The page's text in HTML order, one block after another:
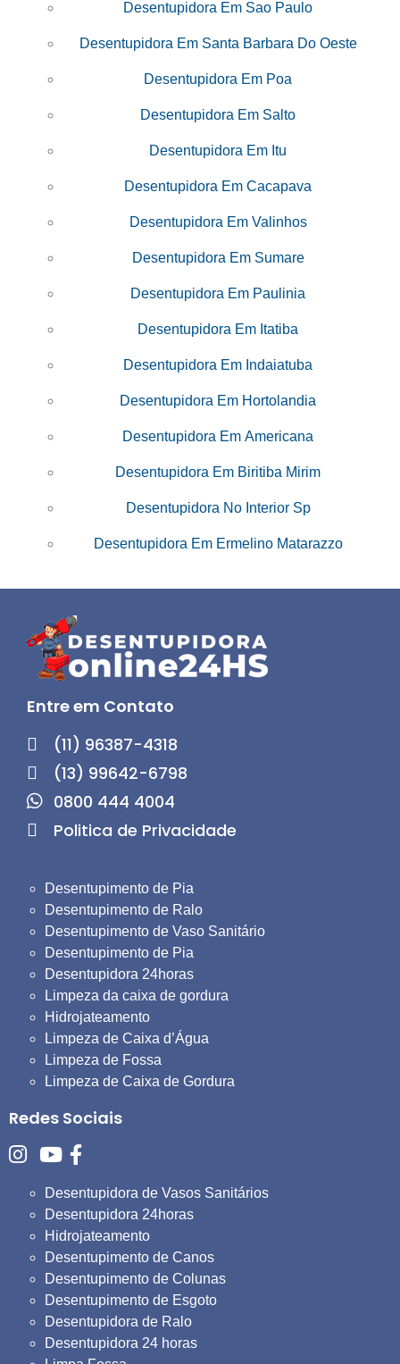
Desentupidora Em Sao Paulo
Desentupidora Em Santa Barbara Do Oeste
Desentupidora Em Poa
Desentupidora Em Salto
Desentupidora Em Itu
Desentupidora Em Cacapava
Desentupidora Em Valinhos
Desentupidora Em Sumare
Desentupidora Em Paulinia
Desentupidora Em Itatiba
Desentupidora Em Indaiatuba
Desentupidora Em Hortolandia
Desentupidora Em Americana
Desentupidora Em Biritiba Mirim
Desentupidora No Interior Sp
Desentupidora Em Ermelino Matarazzo
Entre em Contato
(11) 96387-4318
(13) 99642-6798
0800 444 4004
Politica de Privacidade
Desentupimento de Pia
Desentupimento de Ralo
Desentupimento de Vaso Sanitário
Desentupimento de Pia
Desentupidora 24horas
Limpeza da caixa de gordura
Hidrojateamento
Limpeza de Caixa d’Água
Limpeza de Fossa
Limpeza de Caixa de Gordura
Redes Sociais
Desentupidora de Vasos Sanitários
Desentupidora 24horas
Hidrojateamento
Desentupimento de Canos
Desentupimento de Colunas
Desentupimento de Esgoto
Desentupidora de Ralo
Desentupidora 24 horas